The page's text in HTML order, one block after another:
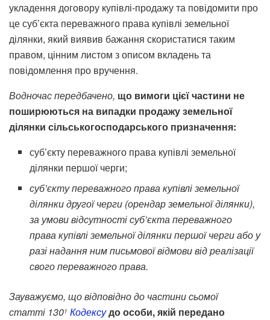
укладення договору купівлі-продажу та повідомити про
це суб’єкта переважного права купівлі земельної
ділянки, який виявив бажання скористатися таким
правом, цінним листом з описом вкладень та
повідомлення про вручення.
Водночаспередбачено, що вимоги цієїчастини не
поширюються на випадки продажуземельної
ділянки сільськогосподарського призначення:
суб’єкту переважного права купівлі земельної
ділянки першої черги;
суб’єкту переважного права купівлі земельної
ділянки другої черги (орендар земельної ділянки),
за умови відсутності суб’єкта переважного
права купівлі земельної ділянки першої черги або у
разі надання ним письмової відмови від реалізації
свого переважного права.
Зауважуємо, що відповідно до частини сьомої
статті 1301 Кодексудо особи, якій передано